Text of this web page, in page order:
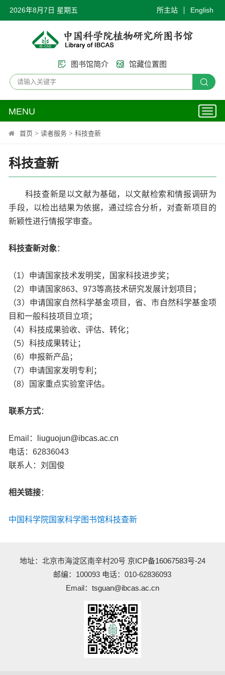
2026年8月7日 星期五 所主站 English
图书馆简介 馆藏位置图
MENU
首页 >读者服务 >科技查新
科技查新
科技查新是以文献为基础，以文献检索和情报调研为
手段，以检出结果为依据，通过综合分析，对查新项目的
新颖性进行情报学审查。
科技查新对象 ：
（1）申请国家技术发明奖，国家科技进步奖；
（2）申请国家863、973等高技术研究发展计划项目；
（3）申请国家自然科学基金项目，省、市自然科学基金项
目和一般科技项目立项；
（4）科技成果验收、评估、转化；
（5）科技成果转让；
（6）申报新产品；
（7）申请国家发明专利；
（8）国家重点实验室评估。
联系方式：
Email：
liuguojun@ibcas.ac.cn
电话：62836043
联系人：刘国俊
相关链接：
中国科学院国家科学图书馆科技查新
地址：北京市海淀区南辛村20号 京ICP备16067583号-24
邮编：100093 电话：010-62836093
Email： tsguan@ibcas.ac.cn